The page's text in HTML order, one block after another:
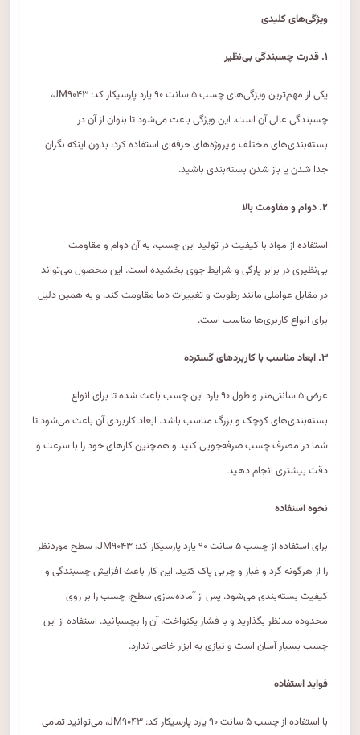
ویژگی‌های کلیدی
۱. قدرت چسبندگی بی‌نظیر
یکی از مهم‌ترین ویژگی‌های چسب ۵ سانت ۹۰ یارد پارسیکار کد: JM۹۰۴۳،
چسبندگی عالی آن است. این ویژگی باعث می‌شود تا بتوان از آن در
بسته‌بندی‌های مختلف و پروژه‌های حرفه‌ای استفاده کرد، بدون اینکه نگران
جدا شدن یا باز شدن بسته‌بندی باشید.
۲. دوام و مقاومت بالا
استفاده از مواد با کیفیت در تولید این چسب، به آن دوام و مقاومت
بی‌نظیری در برابر پارگی و شرایط جوی بخشیده است. این محصول می‌تواند
در مقابل عواملی مانند رطوبت و تغییرات دما مقاومت کند، و به همین دلیل
برای انواع کاربری‌ها مناسب است.
۳. ابعاد مناسب با کاربردهای گسترده
عرض ۵ سانتی‌متر و طول ۹۰ یارد این چسب باعث شده تا برای انواع
بسته‌بندی‌های کوچک و بزرگ مناسب باشد. ابعاد کاربردی آن باعث می‌شود تا
شما در مصرف چسب صرفه‌جویی کنید و همچنین کارهای خود را با سرعت و
دقت بیشتری انجام دهید.
نحوه استفاده
برای استفاده از چسب ۵ سانت ۹۰ یارد پارسیکار کد: JM۹۰۴۳، سطح موردنظر
را از هرگونه گرد و غبار و چربی پاک کنید. این کار باعث افزایش چسبندگی و
کیفیت بسته‌بندی می‌شود. پس از آماده‌سازی سطح، چسب را بر روی
محدوده مدنظر بگذارید و با فشار یکنواخت، آن را بچسبانید. استفاده از این
چسب بسیار آسان است و نیازی به ابزار خاصی ندارد.
فواید استفاده
با استفاده از چسب ۵ سانت ۹۰ یارد پارسیکار کد: JM۹۰۴۳، می‌توانید تمامی